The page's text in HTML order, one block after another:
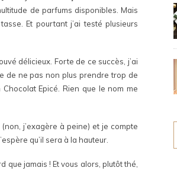
de parfums disponibles. Mais
Et pourtant j’ai testé plusieurs
délicieux. Forte de ce succès, j’ai
de ne pas non plus prendre trop de
Chocolat Epicé. Rien que le nom me
j’exagère à peine) et je compte
qu’il sera à la hauteur.
que jamais ! Et vous alors, plutôt thé,